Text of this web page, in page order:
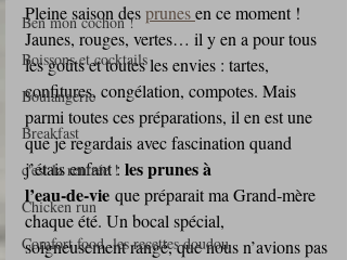
Ben mon cochon !
Boissons et cocktails
Boulangerie
Breakfast
c'est la rentrée !
Chicken run
Comfort food, les recettes doudou
Pleine saison des prunes en ce moment !
Jaunes, rouges, vertes… il y en a pour tous
les goûts et toutes les envies : tartes,
confitures, congélation, compotes. Mais
parmi toutes ces préparations, il en est une
que je regardais avec fascination quand
j’étais enfant : les prunes à
l’eau‑de‑vie que préparait ma Grand‑mère
chaque été. Un bocal spécial,
soigneusement rangé, que nous n’avions pas